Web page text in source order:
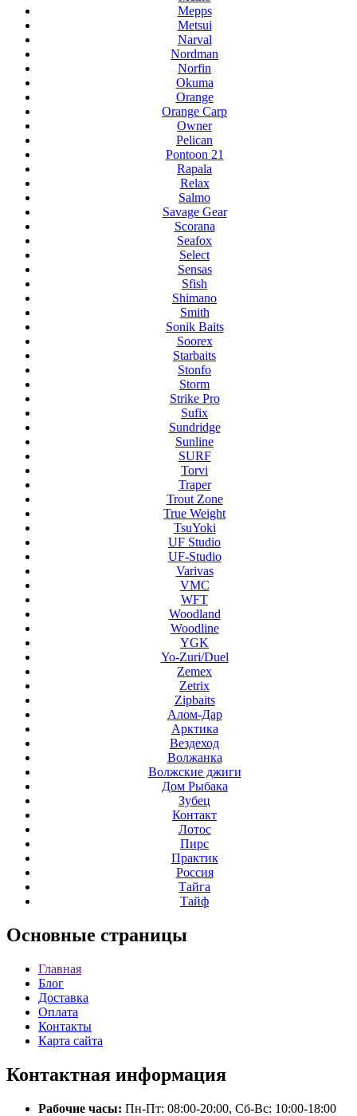
Mepps
Metsui
Narval
Nordman
Norfin
Okuma
Orange
Orange Carp
Owner
Pelican
Pontoon 21
Rapala
Relax
Salmo
Savage Gear
Scorana
Seafox
Select
Sensas
Sfish
Shimano
Smith
Sonik Baits
Soorex
Starbaits
Stonfo
Storm
Strike Pro
Sufix
Sundridge
Sunline
SURF
Torvi
Traper
Trout Zone
True Weight
TsuYoki
UF Studio
UF-Studio
Varivas
VMC
WFT
Woodland
Woodline
YGK
Yo-Zuri/Duel
Zemex
Zetrix
Zipbaits
Алом-Дар
Арктика
Вездеход
Волжанка
Волжские джиги
Дом Рыбака
Зубец
Контакт
Лотос
Пирс
Практик
Россия
Тайга
Тайф
Основные страницы
Главная
Блог
Доставка
Оплата
Контакты
Карта сайта
Контактная информация
Рабочие часы: Пн-Пт: 08:00-20:00, Сб-Вс: 10:00-18:00